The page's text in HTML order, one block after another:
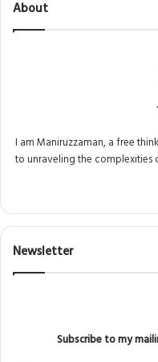
About
I am Maniruzzaman, a free
to unraveling the complexities
Newsletter
Subscribe to my